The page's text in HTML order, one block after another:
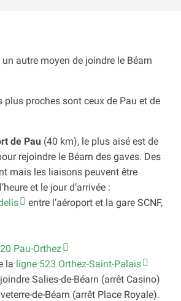
autre moyen de joindre le Béarn
plus proches sont ceux de Pau et de
de Pau (40 km), le plus aisé est de
rejoindre le Béarn des gaves. Des
mais les liaisons peuvent être
et le jour d’arrivée :
entre l’aéroport et la gare SCNF,
Pau-Orthez
la ligne 523 Orthez-Saint-Palais
Salies-de-Béarn (arrêt Casino)
de-Béarn (arrêt Place Royale).